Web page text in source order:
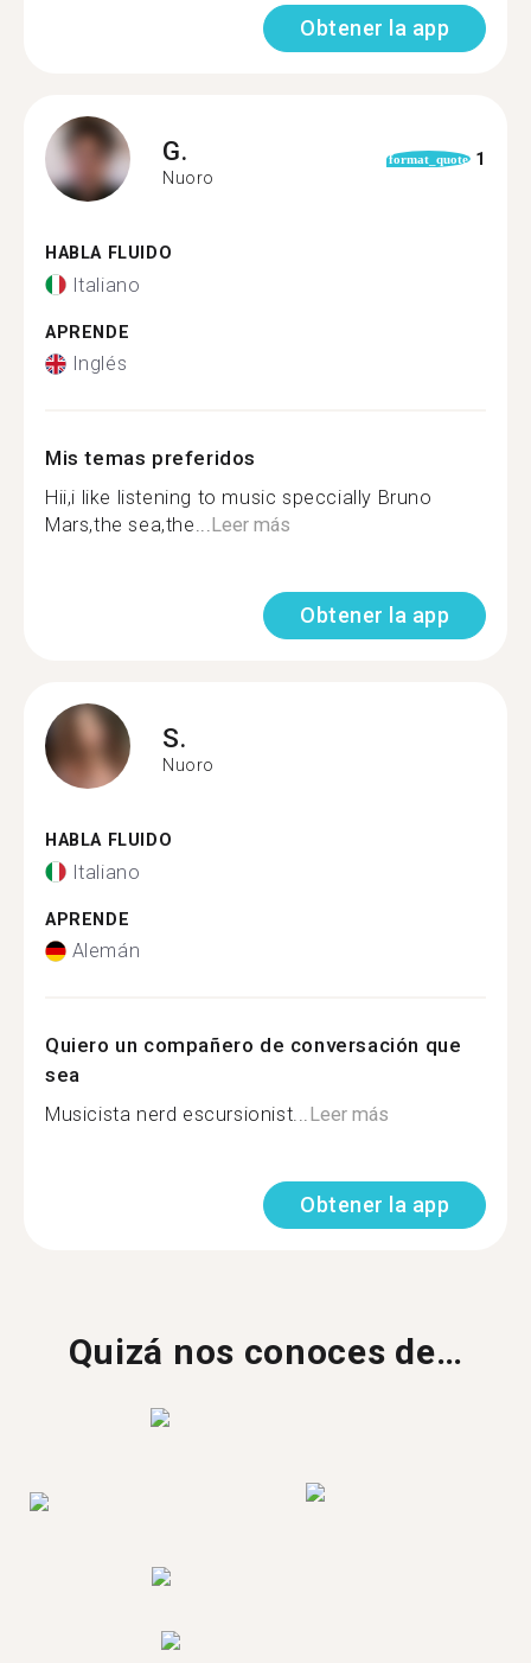
Obtener la app
G.
Nuoro
format_quote 1
HABLA FLUIDO
Italiano
APRENDE
Inglés
Mis temas preferidos
Hii,i like listening to music speccially Bruno
Mars,the sea,the...Leer más
Obtener la app
S.
Nuoro
HABLA FLUIDO
Italiano
APRENDE
Alemán
Quiero un compañero de conversación que
sea
Musicista nerd escursionist...Leer más
Obtener la app
Quizá nos conoces de…